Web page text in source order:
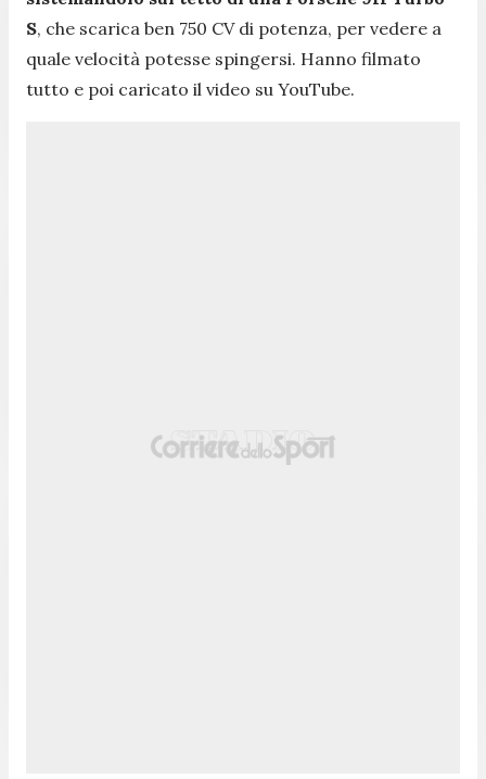
S, che scarica ben 750 CV di potenza, per vedere a
quale velocità potesse spingersi. Hanno filmato
tutto e poi caricato il video su YouTube.